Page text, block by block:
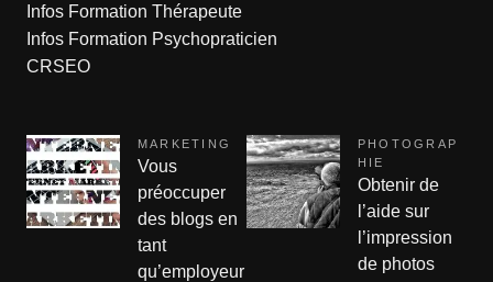
Infos Formation Thérapeute
Infos Formation Psychopraticien
CRSEO
MARKETING
Vous
préoccuper
des blogs en
tant
qu’employeur
PHOTOGRAP
HIE
Obtenir de
l’aide sur
l’impression
de photos